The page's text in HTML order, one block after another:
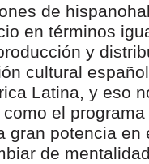
de
en términos
y
cultural
Latina, y eso
el
gran potencia en
de